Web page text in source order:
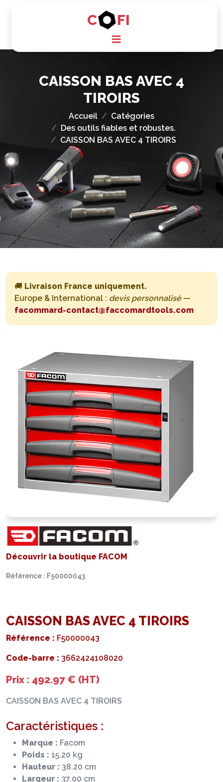
C FI
CAISSON BAS AVEC 4
TIROIRS
Accueil
Catégories
Des outils fiables et robustes.
CAISSON BAS AVEC 4 TIROIRS
🚚 Livraison France uniquement.
Europe & International : devis personnalisé—
facommard-contact@faccomardtools.com
Découvrir la boutique FACOM
Référence : F50000043
CAISSON BAS AVEC 4 TIROIRS
Référence : F50000043
Code-barre : 3662424108020
Prix : 492.97 € (HT)
CAISSON BAS AVEC 4 TIROIRS
Caractéristiques :
Marque : Facom
Poids : 15.20 kg
Hauteur : 38.20 cm
Largeur : 37.00 cm